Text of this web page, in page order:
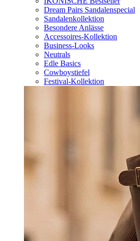
Dream Pairs Sandalenspecial
Sandalenkollektion
Besondere Anlässe
Accessoires-Kollektion
Business-Looks
Neutrals
Edle Basics
Cowboystiefel
Festival-Kollektion